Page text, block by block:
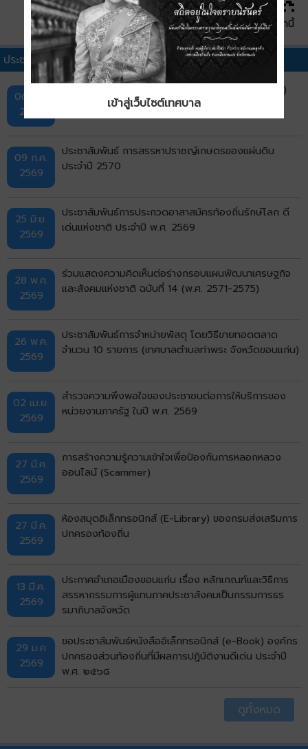
QR Code หน้านี้
ประชาสัมพันธ์ทั่วไปอื่นๆ
06 ส.ค.
2569
แผนพัฒนาการประกันภัย ฉบับที่ 5 (พ.ศ. 2569–2573)
09 ก.ค.
2569
ประชาสัมพันธ์ การสรรหาปราชญ์เกษตรของแผ่นดิน
ประจำปี 2570
25 มิ.ย.
2569
ประชาสัมพันธ์การประกวดอาสาสมัครท้องถิ่นรักษ์โลก ดี
เด่นแห่งชาติ ประจำปี พ.ศ. 2569
28 พ.ค.
2569
ร่วมแสดงความคิดเห็นต่อร่างกรอบแผนพัฒนาเศรษฐกิจ
และสังคมแห่งชาติ ฉบับที่ 14 (พ.ศ. 2571-2575)
26 พ.ค.
2569
ประชาสัมพันธ์การจำหน่ายพัสดุ โดยวิธีขายทอดตลาด
จำนวน 10 รายการ (เทศบาลตำบลท่าพระ จังหวัดขอนแก่น)
02 เม.ย.
2569
สำรวจความพึงพอใจของประชาชนต่อการให้บริการของ
หน่วยงานภาครัฐ ในปี พ.ศ. 2569
27 มี.ค.
2569
การสร้างความรู้ความเข้าใจเพื่อป้องกันการหลอกหลวง
ออนไลน์ (Scammer)
27 มี.ค.
2569
ห้องสมุดอิเล็กทรอนิกส์ (E-Library) ของกรมส่งเสริมการ
ปกครองท้องถิ่น
13 มี.ค.
2569
ประกาศอำเภอเมืองขอนแก่น เรื่อง หลักเกณฑ์และวิธีการ
สรรหากรรมการผู้แทนภาคประชาสังคมเป็นกรรมการธร
รมาภิบาลจังหวัด
29 ม.ค
2569
ขอประชาสัมพันธ์หนังสืออิเล็กทรอนิกส์ (e-Book) องค์กร
ปกครองส่วนท้องถิ่นที่มีผลการปฏิบัติงานดีเด่น ประจำปี
พ.ศ. ๒๕๖๘
ดูทั้งหมด
เข้าสู่เว็บไซต์เทศบาล